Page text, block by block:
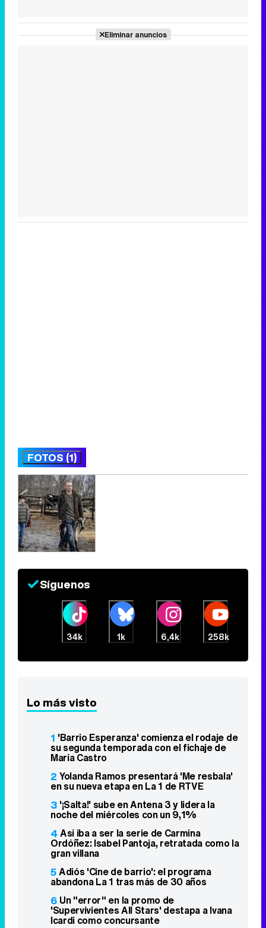
Eliminar anuncios
FOTOS (1)
Síguenos
34k 1k 6,4k 258k
Lo más visto
1 'Barrio Esperanza' comienza el rodaje de
su segunda temporada con el fichaje de
María Castro
2 Yolanda Ramos presentará 'Me resbala'
en su nueva etapa en La 1 de RTVE
3 '¡Salta!' sube en Antena 3 y lidera la
noche del miércoles con un 9,1%
4Así iba a ser la serie de Carmina
Ordóñez: Isabel Pantoja, retratada como la
gran villana
5Adiós 'Cine de barrio': el programa
abandona La 1 tras más de 30 años
6 Un "error" en la promo de
'Supervivientes All Stars' destapa a Ivana
Icardi como concursante